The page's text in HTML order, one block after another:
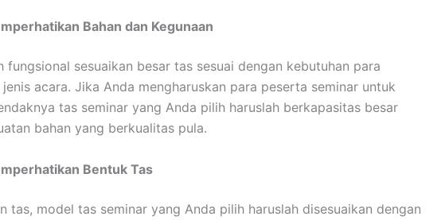
Bahan dan Kegunaan
fungsional sesuaikan besar tas sesuai dengan kebutuhan para
acara. Jika Anda mengharuskan para peserta seminar untuk
tas seminar yang Anda pilih haruslah berkapasitas besar
bahan yang berkualitas pula.
Bentuk Tas
tas, model tas seminar yang Anda pilih haruslah disesuaikan dengan